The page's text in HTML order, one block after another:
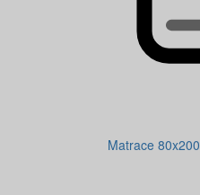
Matrace 80x200